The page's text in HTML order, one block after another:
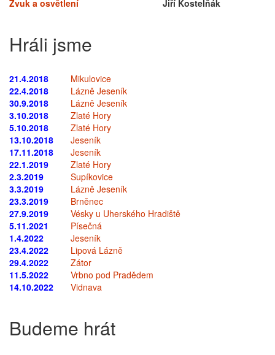
Zvuk a osvětlení
Jiří Kostelňák
Hráli jsme
21.4.2018
Mikulovice
22.4.2018
Lázně Jeseník
30.9.2018
Lázně Jeseník
3.10.2018
Zlaté Hory
5.10.2018
Zlaté Hory
13.10.2018
Jeseník
17.11.2018
Jeseník
22.1.2019
Zlaté Hory
2.3.2019
Supíkovice
3.3.2019
Lázně Jeseník
23.3.2019
Brněnec
27.9.2019
Vésky u Uherského Hradiště
5.11.2021
Písečná
1.4.2022
Jeseník
23.4.2022
Lipová Lázně
29.4.2022
Zátor
11.5.2022
Vrbno pod Pradědem
14.10.2022
Vidnava
Budeme hrát